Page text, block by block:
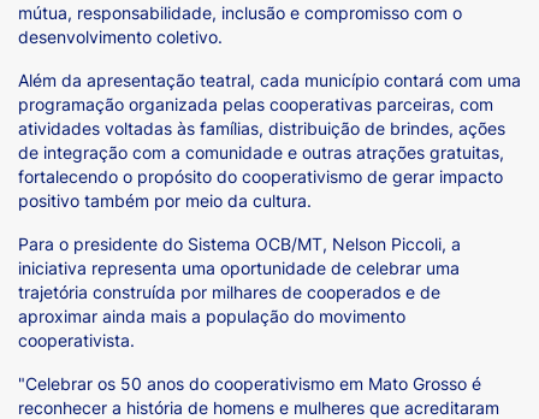
mútua, responsabilidade, inclusão e compromisso com o
desenvolvimento coletivo.
Além da apresentação teatral, cada município contará com uma
programação organizada pelas cooperativas parceiras, com
atividades voltadas às famílias, distribuição de brindes, ações
de integração com a comunidade e outras atrações gratuitas,
fortalecendo o propósito do cooperativismo de gerar impacto
positivo também por meio da cultura.
Para o presidente do Sistema OCB/MT, Nelson Piccoli, a
iniciativa representa uma oportunidade de celebrar uma
trajetória construída por milhares de cooperados e de
aproximar ainda mais a população do movimento
cooperativista.
"Celebrar os 50 anos do cooperativismo em Mato Grosso é
reconhecer a história de homens e mulheres que acreditaram